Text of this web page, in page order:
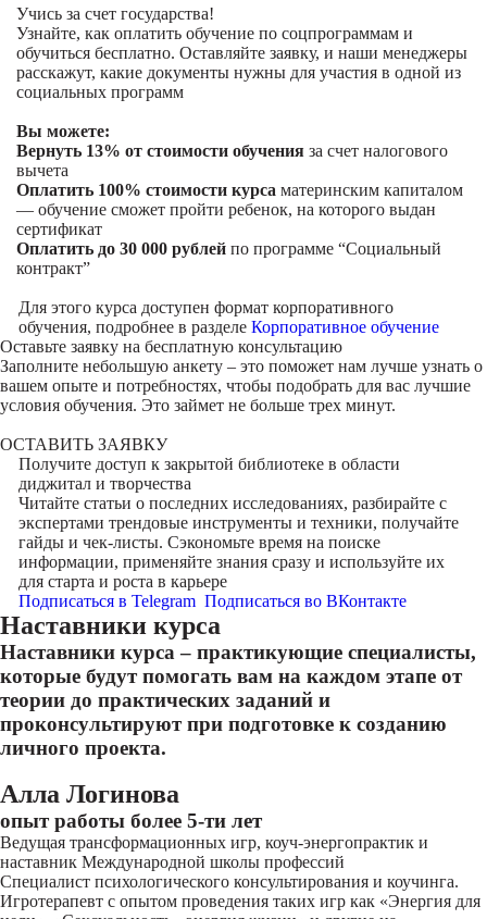
Учись за счет государства!
Узнайте, как оплатить обучение по соцпрограммам и
обучиться бесплатно. Оставляйте заявку, и наши менеджеры
расскажут, какие документы нужны для участия в одной из
социальных программ
Вы можете:
Вернуть 13% от стоимости обучения за счет налогового
вычета
Оплатить 100% стоимости курса материнским капиталом
— обучение сможет пройти ребенок, на которого выдан
сертификат
Оплатить до 30 000 рублей по программе “Социальный
контракт”
Для этого курса доступен формат корпоративного
обучения, подробнее в разделе Корпоративное обучение
Оставьте заявку на бесплатную консультацию
Заполните небольшую анкету – это поможет нам лучше узнать о
вашем опыте и потребностях, чтобы подобрать для вас лучшие
условия обучения. Это займет не больше трех минут.
ОСТАВИТЬ ЗАЯВКУ
Получите доступ к закрытой библиотекев области
диджитал и творчества
Читайте статьи о последних исследованиях, разбирайте с
экспертами трендовые инструменты и техники, получайте
гайды и чек-листы. Сэкономьте время на поиске
информации, применяйте знания сразу и используйте их
для старта и роста в карьере
Подписаться в Telegram Подписаться во ВКонтакте
Наставники курса
Наставники курса – практикующие специалисты,
которые будут помогать вам на каждом этапе от
теории до практических заданий и
проконсультируют при подготовке к созданию
личного проекта.
Алла Логинова
опыт работы более 5-ти лет
Ведущая трансформационных игр, коуч-энергопрактик и
наставник Международной школы профессий
Специалист психологического консультирования и коучинга.
Игротерапевт с опытом проведения таких игр как «Энергия для